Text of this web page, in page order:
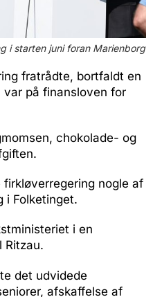
i starten juni foran Marienborg
fratrådte, bortfaldt en
på finansloven for
chokolade- og
nogle af
i Folketinget.
i en
Ritzau.
det udvidede
afskaffelse af